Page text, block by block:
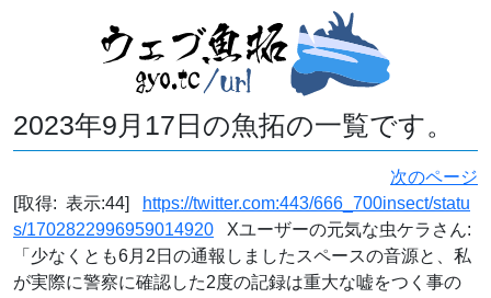
2023年9月17日の魚拓の一覧です。
次のページ
[取得: 表示:44]
https://twitter.com:443/666_700insect/statu
s/1702822996959014920 Xユーザーの元気な虫ケラさん:
「少なくとも6月2日の通報しましたスペースの音源と、私
が実際に警察に確認した2度の記録は重大な嘘をつく事の